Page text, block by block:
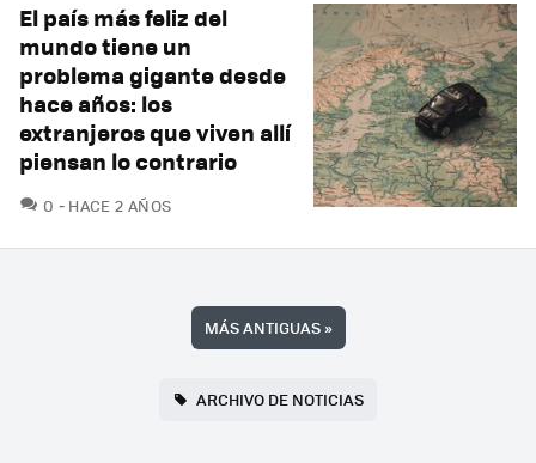
El país más feliz del
mundo tiene un
problema gigante desde
hace años: los
extranjeros que viven allí
piensan lo contrario
0 COMENTARIOS
HACE 2 AÑOS
MÁS ANTIGUAS»
ARCHIVO DE NOTICIAS